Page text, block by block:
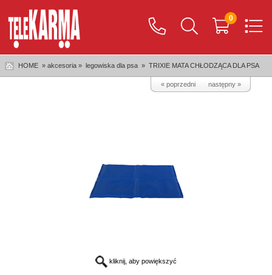
0
HOME » akcesoria » legowiska dla psa » TRIXIE MATA CHŁODZĄCA DLA PSA
« poprzedni następny »
kliknij, aby powiększyć